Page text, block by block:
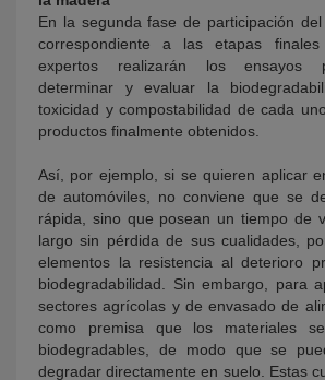
En la segunda fase de participación
correspondiente a las etapas
expertos realizarán los ensayos
determinar y evaluar la
toxicidad y compostabilidad de cada
productos finalmente obtenidos.
Así, por ejemplo, si se quieren aplicar
de automóviles, no conviene que se
rápida, sino que posean un tiempo de
largo sin pérdida de sus cualidades,
elementos la resistencia al deterioro
biodegradabilidad. Sin embargo, para
sectores agrícolas y de envasado de
como premisa que los materiales
biodegradables, de modo que se
degradar directamente en suelo. Estas